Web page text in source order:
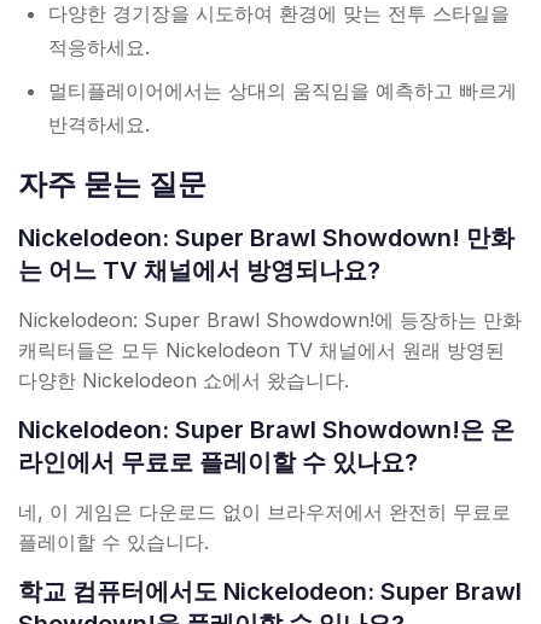
다양한 경기장을 시도하여 환경에 맞는 전투 스타일을
적응하세요.
멀티플레이어에서는 상대의 움직임을 예측하고 빠르게
반격하세요.
자주 묻는 질문
Nickelodeon: Super Brawl Showdown! 만화
는 어느 TV 채널에서 방영되나요?
Nickelodeon: Super Brawl Showdown!에 등장하는 만화
캐릭터들은 모두 Nickelodeon TV 채널에서 원래 방영된
다양한 Nickelodeon 쇼에서 왔습니다.
Nickelodeon: Super Brawl Showdown!은 온
라인에서 무료로 플레이할 수 있나요?
네, 이 게임은 다운로드 없이 브라우저에서 완전히 무료로
플레이할 수 있습니다.
학교 컴퓨터에서도 Nickelodeon: Super Brawl